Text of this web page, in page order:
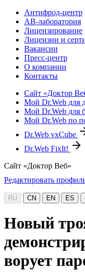
Антифрод-центр
АВ-лаборатория
Лицензирование
Лицензии и
Вакансии
Пресс-центр
О компании
Контакты
Сайт «Доктор
Мой Dr.Web для
Мой Dr.Web для
Мой Dr.Web по
Dr.Web vxCube
Dr.Web FixIt!
Сайт «Доктор Веб»
Редактировать
RU CN EN ES
Новый
ворует